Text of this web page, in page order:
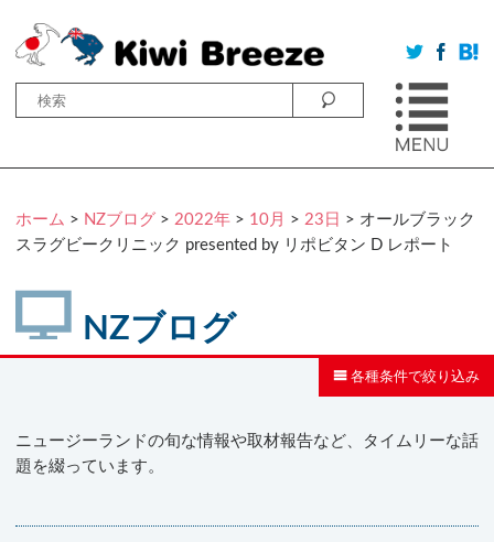
ホーム > NZブログ > 2022年 > 10月 > 23日 > オールブラック
スラグビークリニック presented by リポビタン D レポート
NZブログ
各種条件で絞り込み
ニュージーランドの旬な情報や取材報告など、タイムリーな話
題を綴っています。